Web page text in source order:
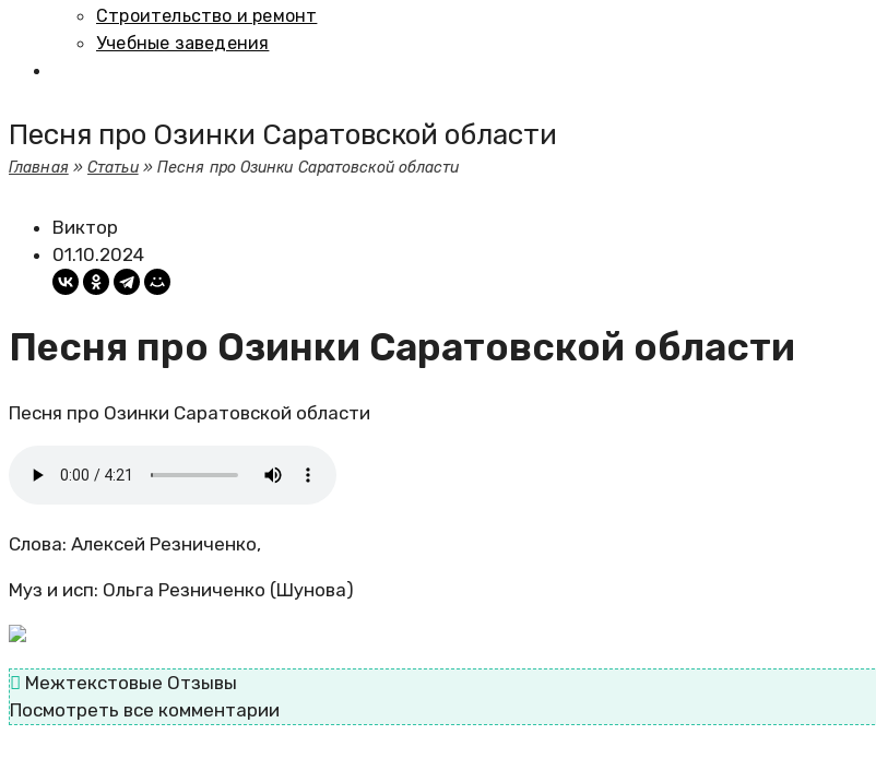
Строительство и ремонт
Учебные заведения
Песня про Озинки Саратовской области
Главная»Статьи» Песня про Озинки Саратовской области
Виктор
01.10.2024
Песня про Озинки Саратовской области
Песня про Озинки Саратовской области
Слова: Алексей Резниченко,
Муз и исп: Ольга Резниченко (Шунова)
Межтекстовые Отзывы
Посмотреть все комментарии